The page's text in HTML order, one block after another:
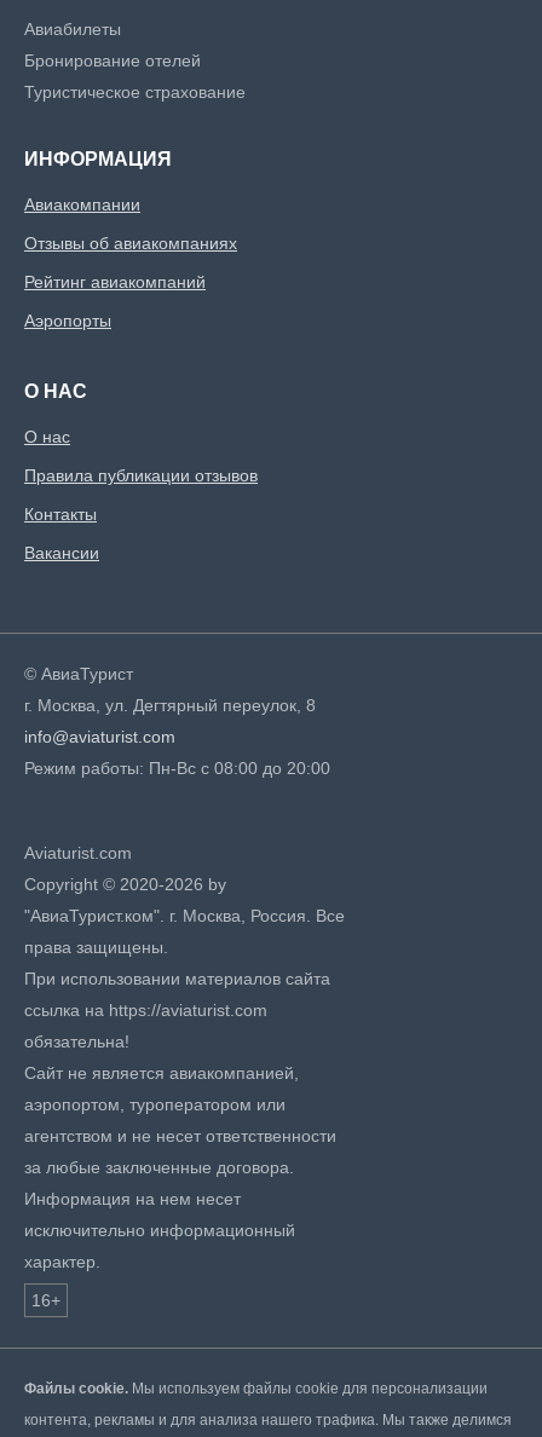
Авиабилеты
Бронирование отелей
Туристическое страхование
ИНФОРМАЦИЯ
Авиакомпании
Отзывы об авиакомпаниях
Рейтинг авиакомпаний
Аэропорты
О НАС
О нас
Правила публикации отзывов
Контакты
Вакансии
© АвиаТурист
г. Москва, ул. Дегтярный переулок, 8
info@aviaturist.com
Режим работы: Пн-Вс с 08:00 до 20:00
Aviaturist.com
Copyright © 2020-2026 by
"АвиаТурист.ком". г. Москва, Россия. Все
права защищены.
При использовании материалов сайта
ссылка на https://aviaturist.com
обязательна!
Сайт не является авиакомпанией,
аэропортом, туроператором или
агентством и не несет ответственности
за любые заключенные договора.
Информация на нем несет
исключительно информационный
характер.
16+
Файлы cookie. Мы используем файлы cookie для персонализации
контента, рекламы и для анализа нашего трафика. Мы также делимся